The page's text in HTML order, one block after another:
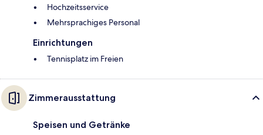
Hochzeitsservice
Mehrsprachiges Personal
Einrichtungen
Tennisplatz im Freien
Zimmerausstattung
Speisen und Getränke